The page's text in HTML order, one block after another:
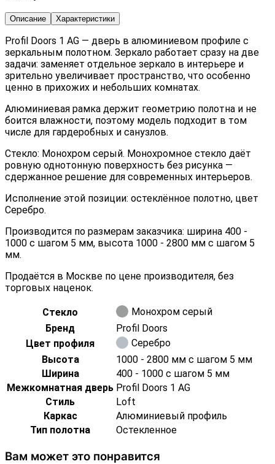
Описание Характеристики
Profil Doors 1 AG — дверь в алюминиевом профиле с
зеркальным полотном. Зеркало работает сразу на две
задачи: заменяет отдельное зеркало в интерьере и
зрительно увеличивает пространство, что особенно
ценно в прихожих и небольших комнатах.
Алюминиевая рамка держит геометрию полотна и не
боится влажности, поэтому модель подходит в том
числе для гардеробных и санузлов.
Стекло: Монохром серый. Монохромное стекло даёт
ровную однотонную поверхность без рисунка —
сдержанное решение для современных интерьеров.
Исполнение этой позиции: остеклённое полотно, цвет
Серебро.
Производится по размерам заказчика: ширина 400 -
1000 с шагом 5 мм, высота 1000 - 2800 мм с шагом 5
мм.
Продаётся в Москве по цене производителя, без
торговых наценок.
Стекло
Монохром серый
Бренд
Profil Doors
Цвет профиля
Серебро
Высота
1000 - 2800 мм с шагом 5 мм
Ширина
400 - 1000 с шагом 5 мм
Межкомнатная дверь Profil Doors 1 AG
Стиль
Loft
Каркас
Алюминиевый профиль
Тип полотна
Остекленное
Вам может это понравится